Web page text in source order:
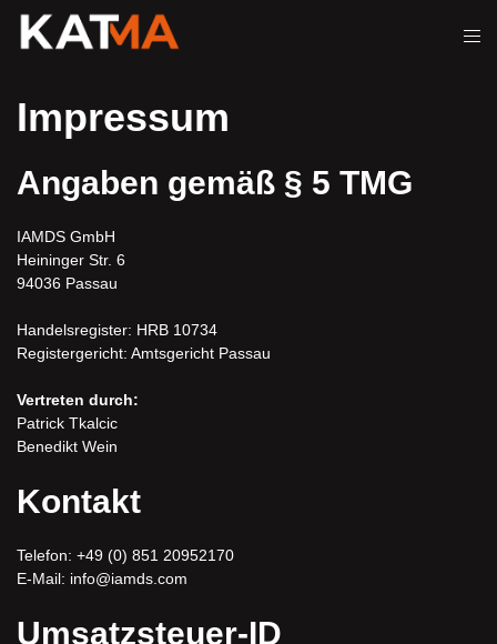
Impressum
Angaben gemäß § 5 TMG
IAMDS GmbH
Heininger Str. 6
94036 Passau
Handelsregister: HRB 10734
Registergericht: Amtsgericht Passau
Vertreten durch:
Patrick Tkalcic
Benedikt Wein
Kontakt
Telefon: +49 (0) 851 20952170
E-Mail: info@iamds.com
Umsatzsteuer-ID